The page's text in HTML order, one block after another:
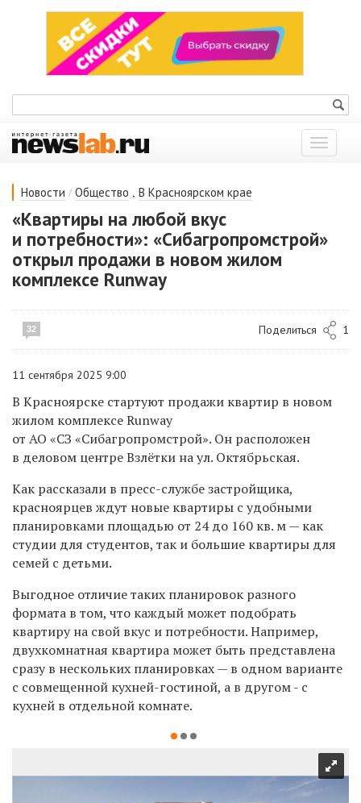
Показать
меню
Новости / Общество , В Красноярском крае
«Квартиры на любой вкус
и потребности»: «Сибагропромстрой»
открыл продажи в новом жилом
комплексе Runway
32 Поделиться 1
11 сентября 2025 9:00
В Красноярске стартуют продажи квартир в новом
жилом комплексеRunway
от АО «СЗ «Сибагропромстрой». Он расположен
в деловом центре Взлётки на ул. Октябрьская.
Как рассказали в пресс-службе застройщика,
красноярцев ждут новые квартиры с удобными
планировками площадью от 24 до 160 кв. м — как
студии для студентов, так и большие квартиры для
семей с детьми.
Выгодное отличие таких планировок разного
формата в том, что каждый может подобрать
квартиру на свой вкус и потребности. Например,
двухкомнатная квартира может быть представлена
сразу в нескольких планировках — в одном варианте
с совмещенной кухней-гостиной, а в другом - с
кухней в отдельной комнате.